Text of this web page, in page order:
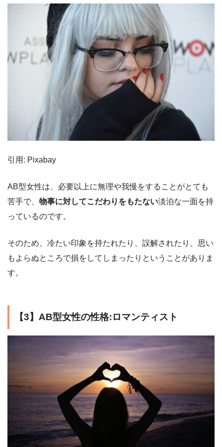
引用: Pixabay
AB型女性は、必要以上に無理や我慢をすることがとても
苦手で、 物事に対してこだわりをもたない淡泊な一面を持
っているのです。
そのため、冷たい印象を持たれたり、誤解されたり、思い
もよらぬところで損をしてしまったりということがありま
す。
【3】AB型女性の性格:ロマンティスト